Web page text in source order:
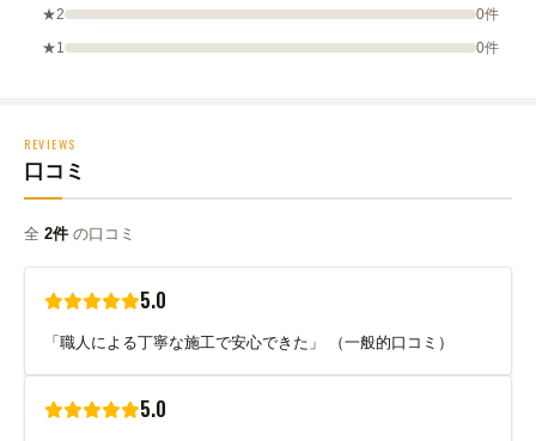
★2
0件
★1
0件
REVIEWS
口コミ
全 2件 の口コミ
5.0
「職人による丁寧な施工で安心できた」 （一般的口コミ）
5.0